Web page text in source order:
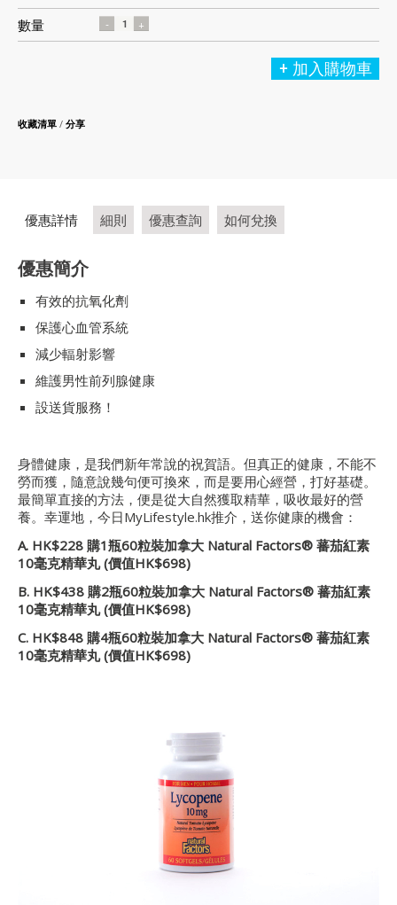
數量
加入購物車
收藏清單 / 分享
優惠詳情 細則 優惠查詢 如何兌換
優惠簡介
有效的抗氧化劑
保護心血管系統
減少輻射影響
維護男性前列腺健康
設送貨服務！
身體健康，是我們新年常說的祝賀語。但真正的健康，不能不
勞而獲，隨意說幾句便可換來，而是要用心經營，打好基礎。
最簡單直接的方法，便是從大自然獲取精華，吸收最好的營
養。幸運地，今日MyLifestyle.hk推介，送你健康的機會：
A. HK$228 購1瓶60粒裝加拿大 Natural Factors® 蕃茄紅素
10毫克精華丸(價值HK$698)
B. HK$438 購2瓶60粒裝加拿大 Natural Factors® 蕃茄紅素
10毫克精華丸(價值HK$698)
C. HK$848 購4瓶60粒裝加拿大 Natural Factors® 蕃茄紅素
10毫克精華丸(價值HK$698)